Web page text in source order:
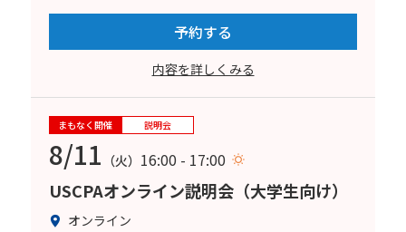
予約する
内容を詳しくみる
まもなく開催 説明会
8/11 （火） 16:00 - 17:00
USCPAオンライン説明会（大学生向け）
オンライン